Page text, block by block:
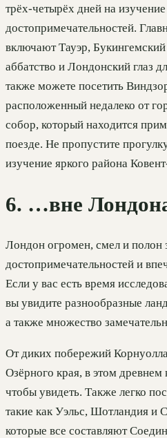
трёх-четырёх дней на
достопримечательностей.
включают Тауэр,
аббатство и Лондонский глаз
также можете посетить
расположенный недалеко от
собор, который находится
поезде. Не пропустите
изучение яркого района
6. …вне
Лондон огромен, смел и полон
достопримечательностей и
Если у вас есть время
вы увидите разнообразные
а также множество
От диких побережий
Озёрного края, в этом древнем
чтобы увидеть. Также легко
такие как Уэльс, Шотландия и
которые все составляют